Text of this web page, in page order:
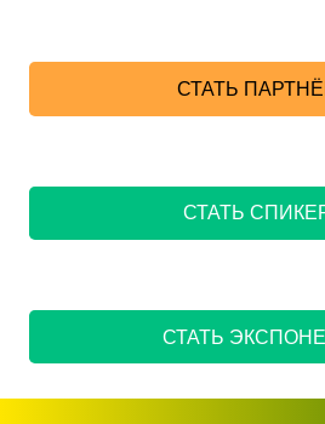
СТАТЬ
СТАТЬ
СТАТЬ